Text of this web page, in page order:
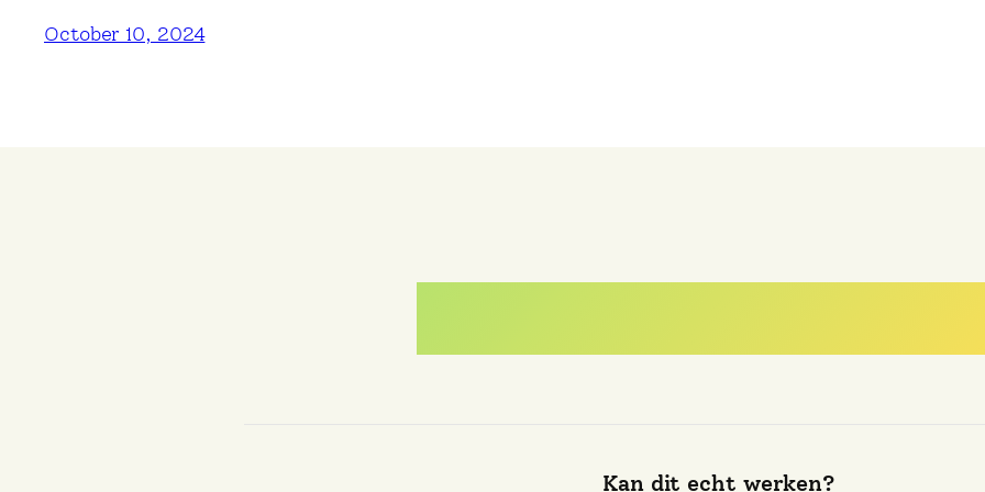
October 10, 2024
Kan dit echt werken?